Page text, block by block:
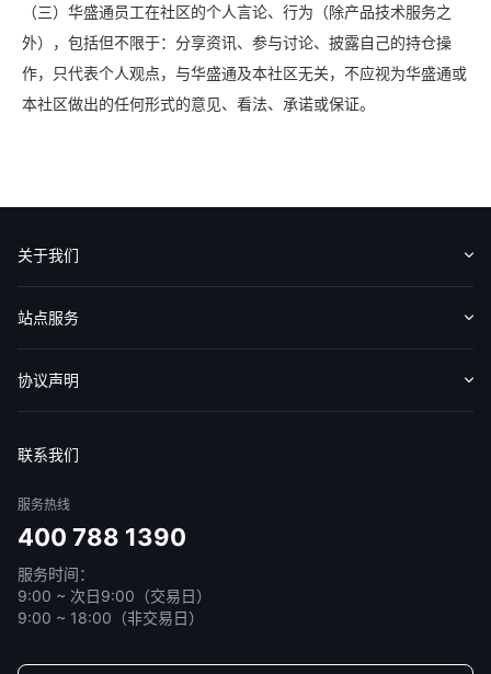
（三）华盛通员工在社区的个人言论、行为（除产品技术服务之
外），包括但不限于：分享资讯、参与讨论、披露自己的持仓操
作，只代表个人观点，与华盛通及本社区无关，不应视为华盛通或
本社区做出的任何形式的意见、看法、承诺或保证。
关于我们
认识华盛
媒体报导
意见反馈
站点服务
收费标准
交易工具
帮助中心
协议声明
联系我们
服务热线
400 788 1390
服务时间：
9:00 ~ 次日9:00（交易日）
9:00 ~ 18:00（非交易日）